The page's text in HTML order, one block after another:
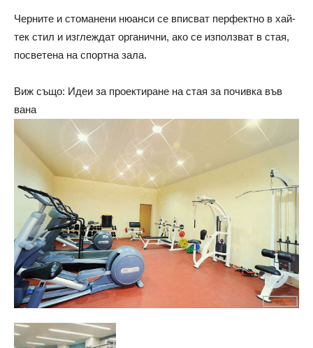
Черните и стоманени нюанси се вписват перфектно в хай-
тек стил и изглеждат органични, ако се използват в стая,
посветена на спортна зала.
Виж също: Идеи за проектиране на стая за почивка във
вана